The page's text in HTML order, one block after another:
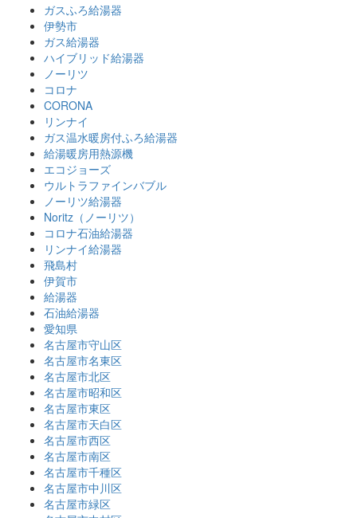
ガスふろ給湯器
伊勢市
ガス給湯器
ハイブリッド給湯器
ノーリツ
コロナ
CORONA
リンナイ
ガス温水暖房付ふろ給湯器
給湯暖房用熱源機
エコジョーズ
ウルトラファインバブル
ノーリツ給湯器
Noritz（ノーリツ）
コロナ石油給湯器
リンナイ給湯器
飛島村
伊賀市
給湯器
石油給湯器
愛知県
名古屋市守山区
名古屋市名東区
名古屋市北区
名古屋市昭和区
名古屋市東区
名古屋市天白区
名古屋市西区
名古屋市南区
名古屋市千種区
名古屋市中川区
名古屋市緑区